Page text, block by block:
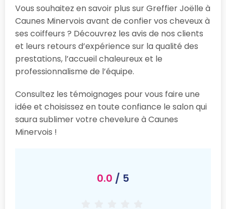
Vous souhaitez en savoir plus sur Greffier Joëlle à
Caunes Minervois avant de confier vos cheveux à
ses coiffeurs ? Découvrez les avis de nos clients
et leurs retours d’expérience sur la qualité des
prestations, l’accueil chaleureux et le
professionnalisme de l’équipe.
Consultez les témoignages pour vous faire une
idée et choisissez en toute confiance le salon qui
saura sublimer votre chevelure à Caunes
Minervois !
0.0 / 5